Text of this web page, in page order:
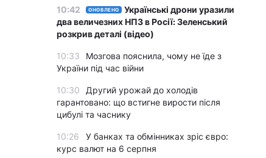
10:42 ОНОВЛЕНО
Українські дрони уразили
два величезних НПЗ в Росії: Зеленський
розкрив деталі (відео)
10:33
Мозгова пояснила, чому не їде з
України під час війни
10:30
Другий урожай до холодів
гарантовано: що встигне вирости після
цибулі та часнику
10:26
У банках та обмінниках зріс євро:
курс валют на 6 серпня